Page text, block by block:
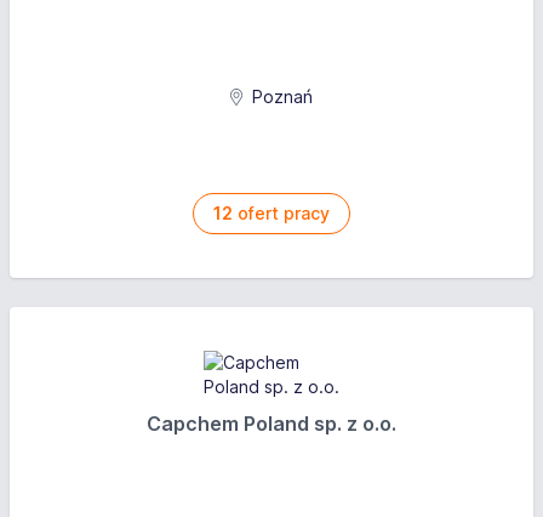
Poznań
12 ofert pracy
Capchem Poland sp. z o.o.